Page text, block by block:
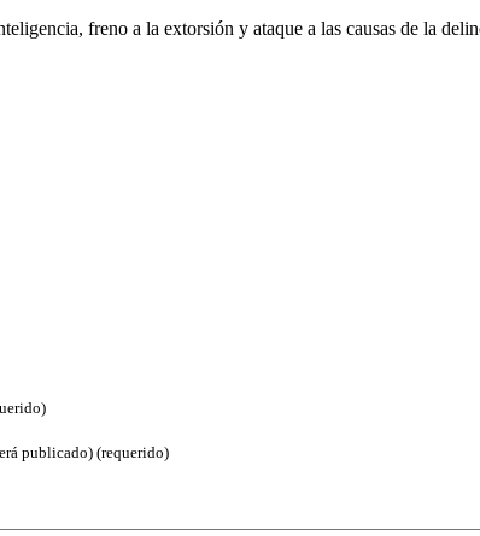
freno a la extorsión y ataque a las causas de la
publicado) (requerido)